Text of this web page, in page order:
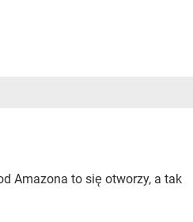
Amazona to się otworzy, a tak